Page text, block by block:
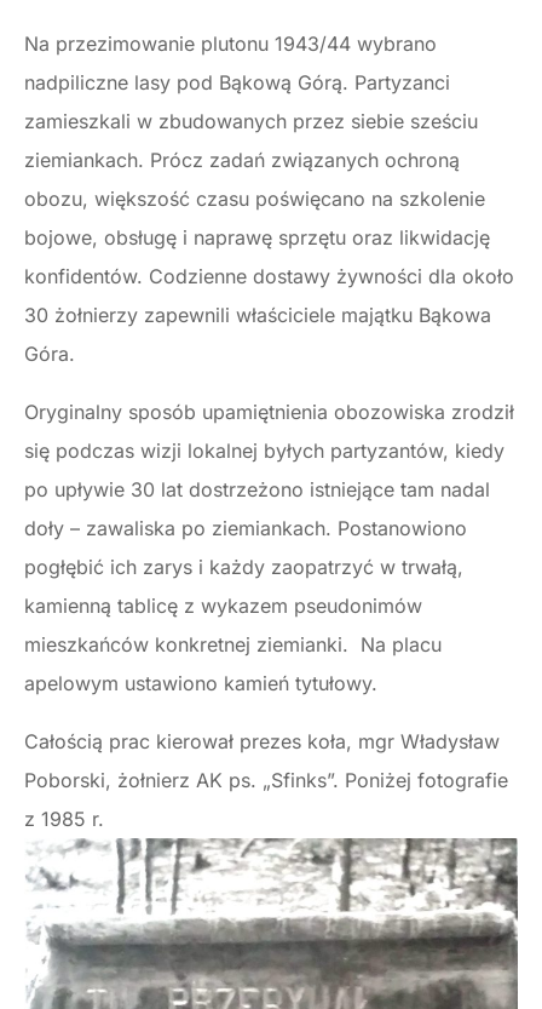
Na przezimowanie plutonu 1943/44 wybrano
nadpiliczne lasy pod Bąkową Górą. Partyzanci
zamieszkali w zbudowanych przez siebie sześciu
ziemiankach. Prócz zadań związanych ochroną
obozu, większość czasu poświęcano na szkolenie
bojowe, obsługę i naprawę sprzętu oraz likwidację
konfidentów. Codzienne dostawy żywności dla około
30 żołnierzy zapewnili właściciele majątku Bąkowa
Góra.
Oryginalny sposób upamiętnienia obozowiska zrodził
się podczas wizji lokalnej byłych partyzantów, kiedy
po upływie 30 lat dostrzeżono istniejące tam nadal
doły – zawaliska po ziemiankach. Postanowiono
pogłębić ich zarys i każdy zaopatrzyć w trwałą,
kamienną tablicę z wykazem pseudonimów
mieszkańców konkretnej ziemianki. Na placu
apelowym ustawiono kamień tytułowy.
Całością prac kierował prezes koła, mgr Władysław
Poborski, żołnierz AK ps. „Sfinks”. Poniżej fotografie
z 1985 r.